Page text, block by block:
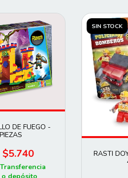
DE FUEGO -
$5.740
Transferencia
SIN STOCK
RASTI